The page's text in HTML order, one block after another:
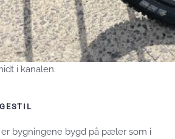
i kanalen.
bygningene bygd på pæler som i